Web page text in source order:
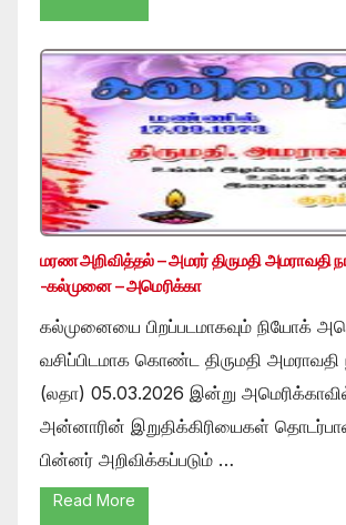
மரண அறிவித்தல் – அமரர் திருமதி அமராவதி
-கல்முனை – அமெரிக்கா
கல்முனையை பிறப்படமாகவும் நியோக்
வசிப்பிடமாக கொண்ட திருமதி அமராவதி
(லதா) 05.03.2026 இன்று
அன்னாரின் இறுதிக்கிரியைகள்
பின்னர் அறிவிக்கப்படும் …
Read More